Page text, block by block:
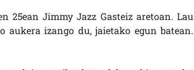
25ean Jimmy Jazz Gasteiz aretoan. Lau
aukera izango du, jaietako egun batean.